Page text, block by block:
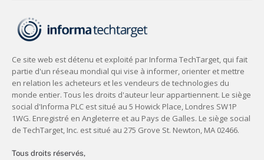
Tous droits réservés,